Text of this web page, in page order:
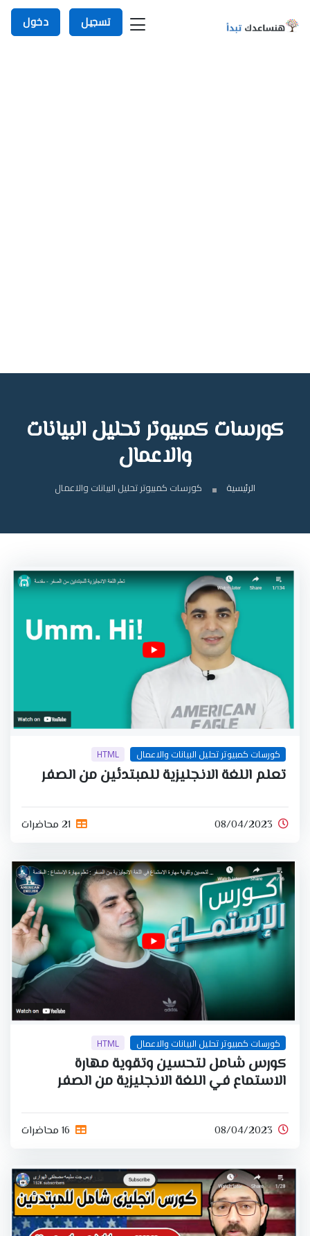
تسجيل دخول
كورسات كمبيوتر تحليل البيانات
والاعمال
الرئيسية كورسات كمبيوتر تحليل البيانات والاعمال
كورسات كمبيوتر تحليل البيانات والاعمال HTML
تعلم اللغة الانجليزية للمبتدئين من الصفر
08/04/2023 21 محاضرات
كورسات كمبيوتر تحليل البيانات والاعمال HTML
كورس شامل لتحسين وتقوية مهارة
الاستماع في اللغة الانجليزية من الصفر
08/04/2023 16 محاضرات